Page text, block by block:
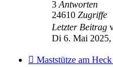
3 Antworten
24610 Zugriffe
Letzter Beitrag
Di 6. Mai 2025,
Maststütze am